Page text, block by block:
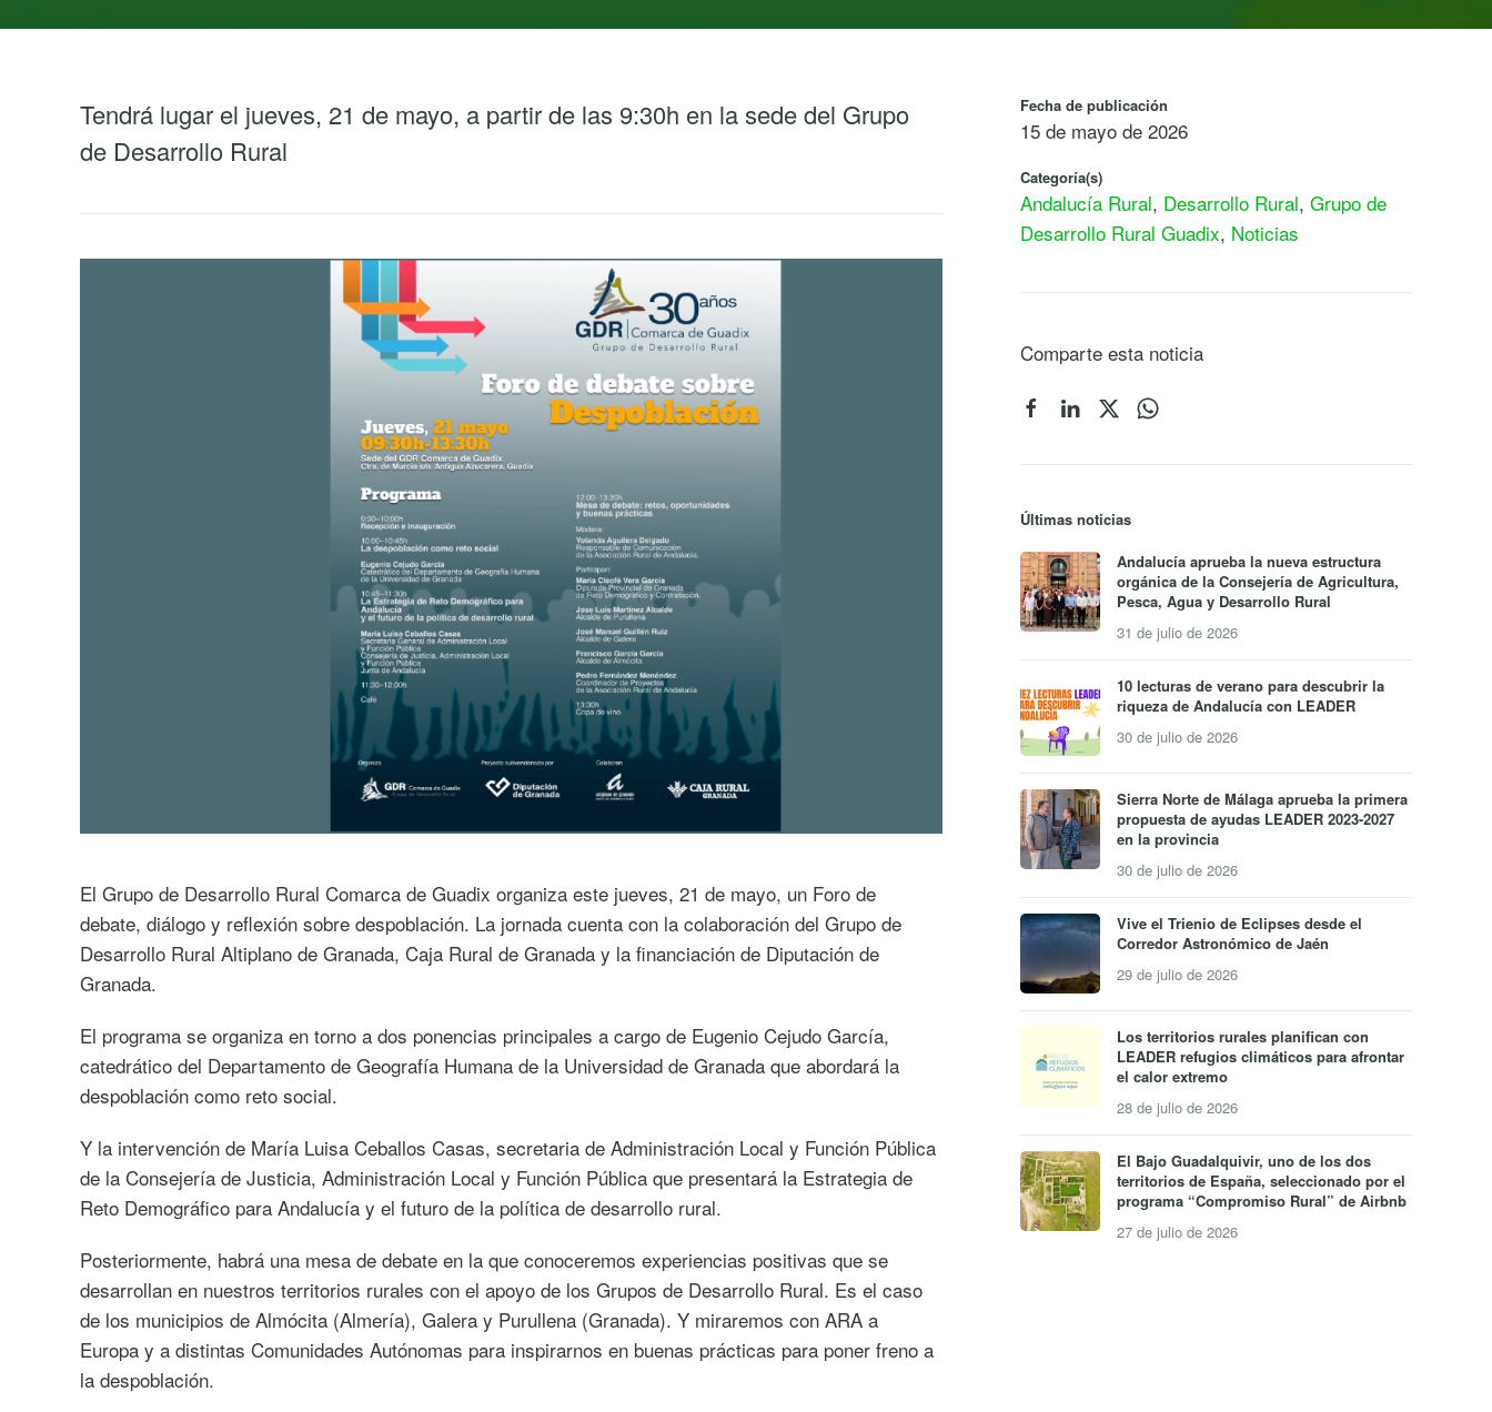
Tendrá lugar el jueves, 21 de mayo, a partir de las 9:30h en la sede del Grupo
de Desarrollo Rural
El Grupo de Desarrollo Rural Comarca de Guadix organiza este jueves, 21 de mayo, un Foro de
debate, diálogo y reflexión sobre despoblación. La jornada cuenta con la colaboración del Grupo de
Desarrollo Rural Altiplano de Granada, Caja Rural de Granada y la financiación de Diputación de
Granada.
El programa se organiza en torno a dos ponencias principales a cargo de Eugenio Cejudo García,
catedrático del Departamento de Geografía Humana de la Universidad de Granada que abordará la
despoblación como reto social.
Y la intervención de María Luisa Ceballos Casas, secretaria de Administración Local y Función Pública
de la Consejería de Justicia, Administración Local y Función Pública que presentará la Estrategia de
Reto Demográfico para Andalucía y el futuro de la política de desarrollo rural.
Posteriormente, habrá una mesa de debate en la que conoceremos experiencias positivas que se
desarrollan en nuestros territorios rurales con el apoyo de los Grupos de Desarrollo Rural. Es el caso
de los municipios de Almócita (Almería), Galera y Purullena (Granada). Y miraremos con ARA a
Europa y a distintas Comunidades Autónomas para inspirarnos en buenas prácticas para poner freno a
la despoblación.
Fecha de publicación
15 de mayo de 2026
Categoría(s)
Andalucía Rural, Desarrollo Rural, Grupo de
Desarrollo Rural Guadix, Noticias
Comparte esta noticia
Últimas noticias
Andalucía aprueba la nueva estructura
orgánica de la Consejería de Agricultura,
Pesca, Agua y Desarrollo Rural
31 de julio de 2026
10 lecturas de verano para descubrir la
riqueza de Andalucía con LEADER
30 de julio de 2026
Sierra Norte de Málaga aprueba la primera
propuesta de ayudas LEADER 2023-2027
en la provincia
30 de julio de 2026
Vive el Trienio de Eclipses desde el
Corredor Astronómico de Jaén
29 de julio de 2026
Los territorios rurales planifican con
LEADER refugios climáticos para afrontar
el calor extremo
28 de julio de 2026
El Bajo Guadalquivir, uno de los dos
territorios de España, seleccionado por el
programa “Compromiso Rural” de Airbnb
27 de julio de 2026